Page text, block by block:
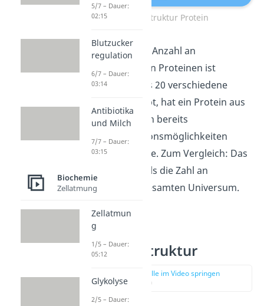
Primärstruktur Protein
Die theoretische Anzahl an
unterschiedlichen Proteinen ist
gigantisch: Da es 20 verschiedene
Aminosäuren gibt, hat ein Protein aus
150 Aminosäuren bereits
Kombinationsmöglichkeiten
seiner Monomere. Zum Vergleich: Das
sind weit mehr als die Zahl an
Elektronen im gesamten Universum.
Proteine
Sekundärstruktur
zur Stelle im Video springen
(02:36)
5/7 – Dauer:
02:15
Blutzucker
regulation
6/7 – Dauer:
03:14
Antibiotika
und Milch
7/7 – Dauer:
03:15
Biochemie
Zellatmung
Zellatmun
g
1/5 – Dauer:
05:12
Glykolyse
2/5 – Dauer: